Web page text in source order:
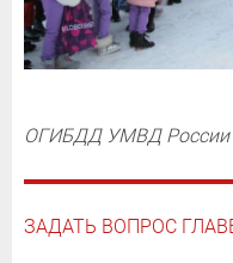
ОГИБДД УМВД России
ЗАДАТЬ ВОПРОС